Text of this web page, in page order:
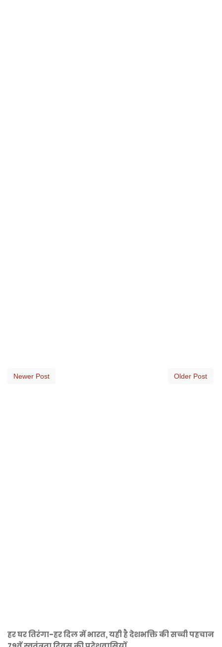
Newer Post Older Post
हर घर तिरंगा-हर दिल में भारत, यही है देशभक्ति की सच्ची पहचान